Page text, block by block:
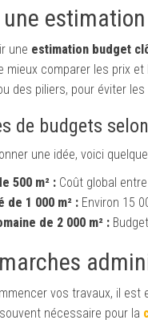
une estimation budget
mieux comparer les prix
des piliers, pour éviter
de budgets
une idée, voici
500 m² : Coût global
de 1 000 m² : Environ 15
de 2 000 m² :
vos travaux, il est
nécessaire pour la